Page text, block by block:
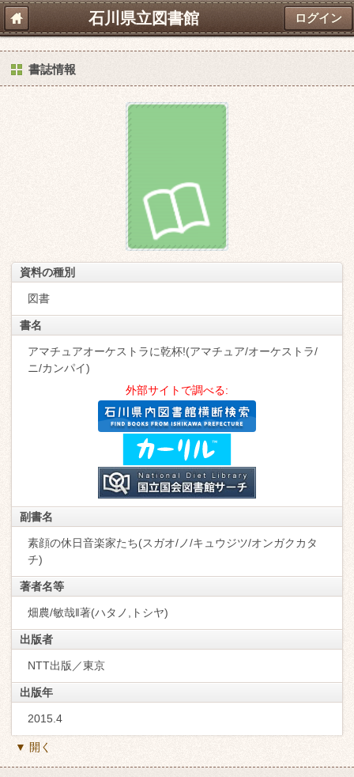
石川県立図書館 ログイン
書誌情報
資料の種別
図書
書名
アマチュアオーケストラに乾杯!(アマチュア/オーケストラ/
ニ/カンパイ)
外部サイトで調べる:
副書名
素顔の休日音楽家たち(スガオ/ノ/キュウジツ/オンガクカタ
チ)
著者名等
畑農/敏哉‖著(ハタノ,トシヤ)
出版者
NTT出版／東京
出版年
2015.4
▼ 開く